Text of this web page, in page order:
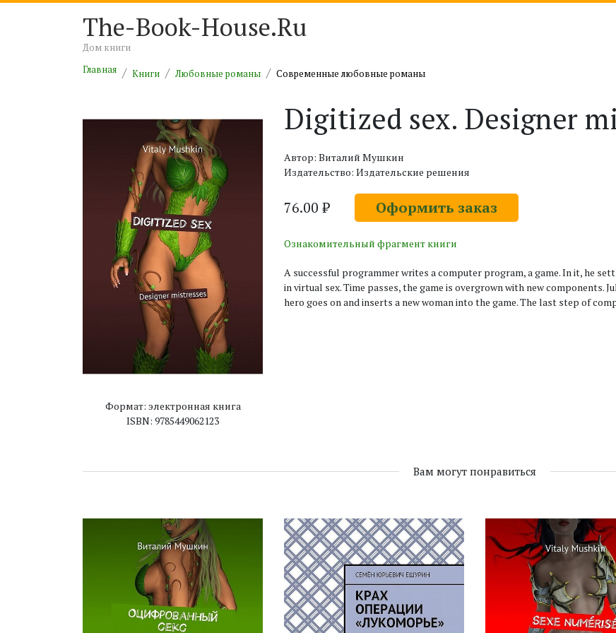
The-Book-House.Ru
Дом книги
Главная
Книги Любовные романы Современные любовные романы
Формат: электронная книга
ISBN: 9785449062123
Digitized sex. Designer
Автор: Виталий Мушкин
Издательство: Издательские решения
76.00 ₽ Оформить заказ
Ознакомительный фрагмент книги
A successful programmer writes a computer program, a game. In it, he
in virtual sex. Time passes, the game is overgrown with new components.
hero goes on and inserts a new woman into the game. The last step of
Вам могут понравиться